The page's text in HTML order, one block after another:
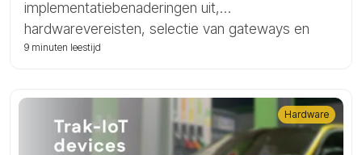
implementatiebenaderingen uit,
hardwarevereisten, selectie van gateways en
BLE-apparaten, en praktische scenario’s voor
9 minuten leestijd
Hardware